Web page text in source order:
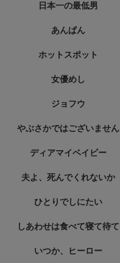
日本一の最低男
あんぱん
ホットスポット
女優めし
ジョフウ
やぶさかではございません
ディアマイベイビー
夫よ、死んでくれないか
ひとりでしにたい
しあわせは食べて寝て待て
いつか、ヒーロー